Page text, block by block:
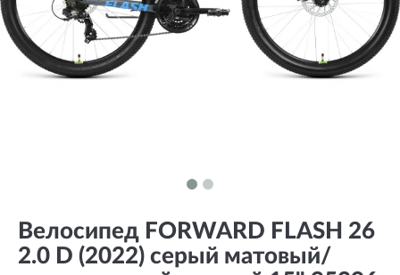
Велосипед FORWARD FLASH 26
2.0 D (2022) серый матовый/